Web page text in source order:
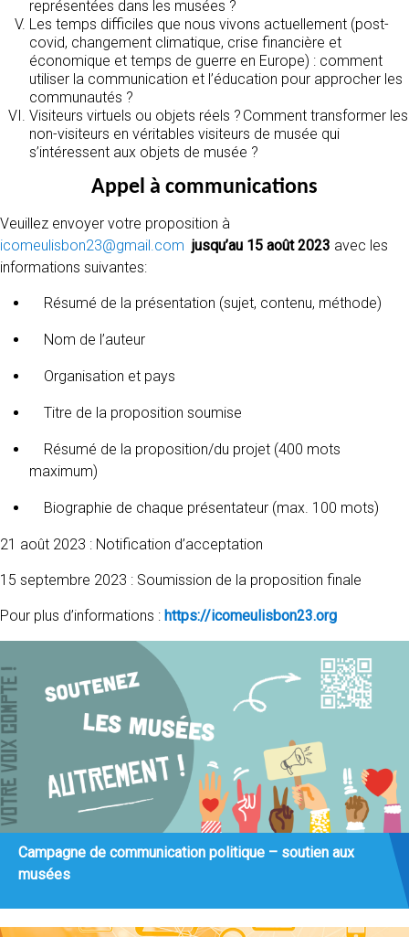
représentées dans les musées ?
Les temps difficiles que nous vivons actuellement (post-
covid, changement climatique, crise financière et
économique et temps de guerre en Europe) : comment
utiliser la communication et l’éducation pour approcher les
communautés ?
Visiteurs virtuels ou objets réels ? Comment transformer les
non-visiteurs en véritables visiteurs de musée qui
s’intéressent aux objets de musée ?
Appel à communications
Veuillez envoyer votre proposition à
icomeulisbon23@gmail.com jusqu’au 15 août 2023 avec les
informations suivantes:
Résumé de la présentation (sujet, contenu, méthode)
Nom de l’auteur
Organisation et pays
Titre de la proposition soumise
Résumé de la proposition/du projet (400 mots
maximum)
Biographie de chaque présentateur (max. 100 mots)
21 août 2023 : Notification d’acceptation
15 septembre 2023 : Soumission de la proposition finale
Pour plus d’informations : https://icomeulisbon23.org
Campagne de communication politique – soutien aux
musées